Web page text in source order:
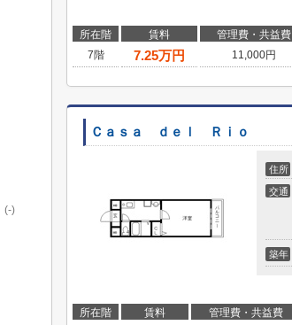
所在階 賃料 管理費・共益費
7階
7.25万円 11,000円
Ｃａｓａ ｄｅｌ Ｒｉｏ
住所
交通
築年
所在階 賃料 管理費・共益費
(-)